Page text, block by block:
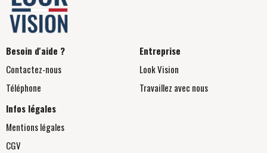
Besoin d'aide ?
Contactez-nous
Téléphone
Entreprise
Look Vision
Travaillez avec nous
Infos légales
Mentions légales
CGV